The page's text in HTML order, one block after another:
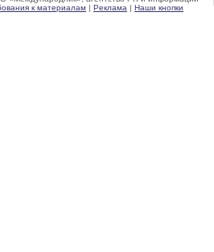
к материалам | Реклама | Наши кнопки